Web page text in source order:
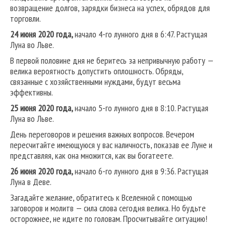
возвращение долгов, зарядки бизнеса на успех, обрядов для
торговли.
24 июня 2020 года,начало 4-го лунного дня в 6:47. Растущая
Луна во Льве.
В первой половине дня не беритесь за непривычную работу —
велика вероятность допустить оплошность. Обряды,
связанные с хозяйственными нуждами, будут весьма
эффективны.
25 июня 2020 года,начало 5-го лунного дня в 8:10. Растущая
Луна во Льве.
День переговоров и решения важных вопросов. Вечером
пересчитайте имеющуюся у вас наличность, показав ее Луне и
представляя, как она множится, как вы богатеете.
26 июня 2020 года,начало 6-го лунного дня в 9:36. Растущая
Луна в Деве.
Загадайте желание, обратитесь к Вселенной с помощью
заговоров и молитв — сила слова сегодня велика. Но будьте
осторожнее, не идите по головам. Просчитывайте ситуацию!